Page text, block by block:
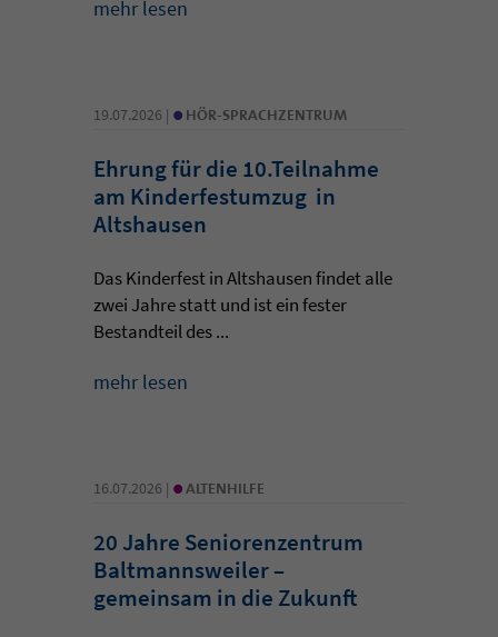
mehr lesen
19.07.2026 | • HÖR-SPRACHZENTRUM
Ehrung für die 10.Teilnahme
am Kinderfestumzug in
Altshausen
Das Kinderfest in Altshausen findet alle
zwei Jahre statt und ist ein fester
Bestandteil des ...
mehr lesen
16.07.2026 | • ALTENHILFE
20 Jahre Seniorenzentrum
Baltmannsweiler –
gemeinsam in die Zukunft